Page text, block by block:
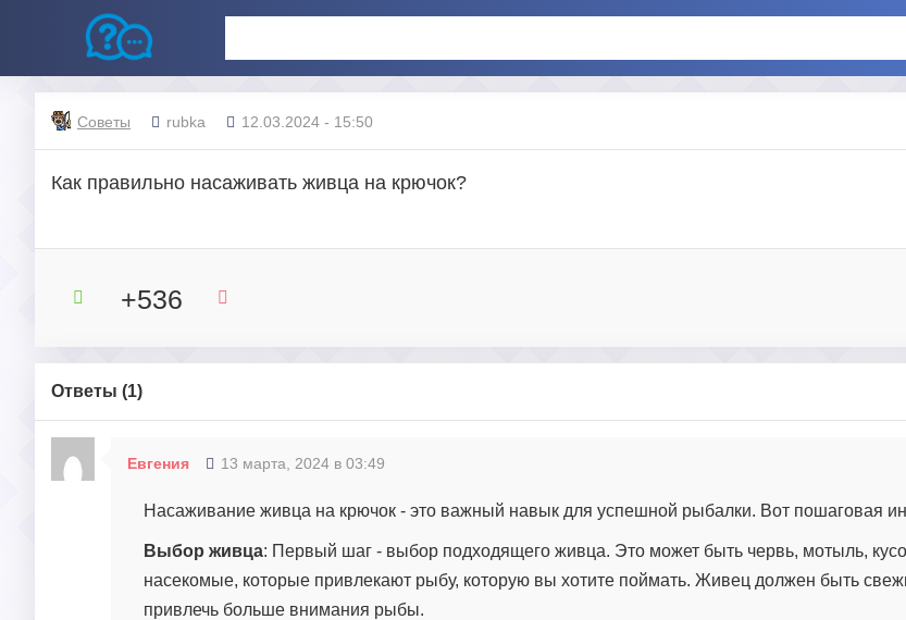
Советы rubka 12.03.2024 - 15:50
Как правильно насаживать живца на крючок?
+536
Ответы (1)
Евгения 13 марта, 2024 в 03:49
Насаживание живца на крючок - это важный навык для успешной рыбалки. Вот пошаговая
Выбор живца: Первый шаг - выбор подходящего живца. Это может быть червь, мотыль,
насекомые, которые привлекают рыбу, которую вы хотите поймать. Живец должен быть
привлечь больше внимания рыбы.